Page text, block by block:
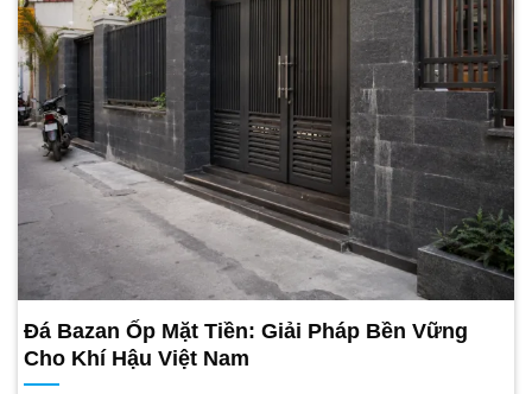
Đá Bazan Ốp Mặt Tiền: Giải Pháp Bền Vững
Cho Khí Hậu Việt Nam